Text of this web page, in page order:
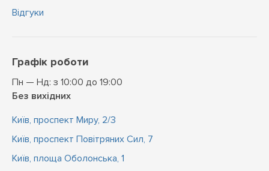
Відгуки
Графік роботи
Пн — Нд: з 10:00 до 19:00
Без вихідних
Київ, проспект Миру, 2/3
Київ, проспект Повітряних Сил, 7
Київ, площа Оболонська, 1